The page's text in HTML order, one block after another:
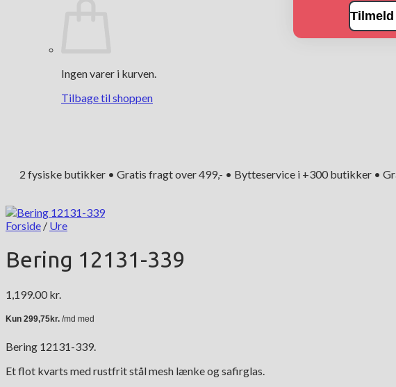
Ingen varer i kurven.
Tilbage til shoppen
2 fysiske butikker • Gratis fragt over 499,- • Bytteservice i +300 butikker •
Forside / Ure
Bering 12131-339
1,199.00 kr.
Bering 12131-339.
Et flot kvarts med rustfrit stål mesh lænke og safirglas.